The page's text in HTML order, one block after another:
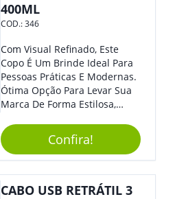
400ML
COD.:346
Com Visual Refinado, Este
Copo É Um Brinde Ideal Para
Pessoas Práticas E Modernas.
Ótima Opção Para Levar Sua
Marca De Forma Estilosa,
Empresa Em Eventos,
Reuniões Corporativas Ou Até
Mesmo Para Presentear
Colaboradores.
Confira!
CABO USB RETRÁTIL 3